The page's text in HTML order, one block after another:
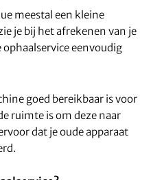
meestal een kleine
je bij het afrekenen van je
eenvoudig
goed bereikbaar is voor
ruimte is om deze naar
dat je oude apparaat